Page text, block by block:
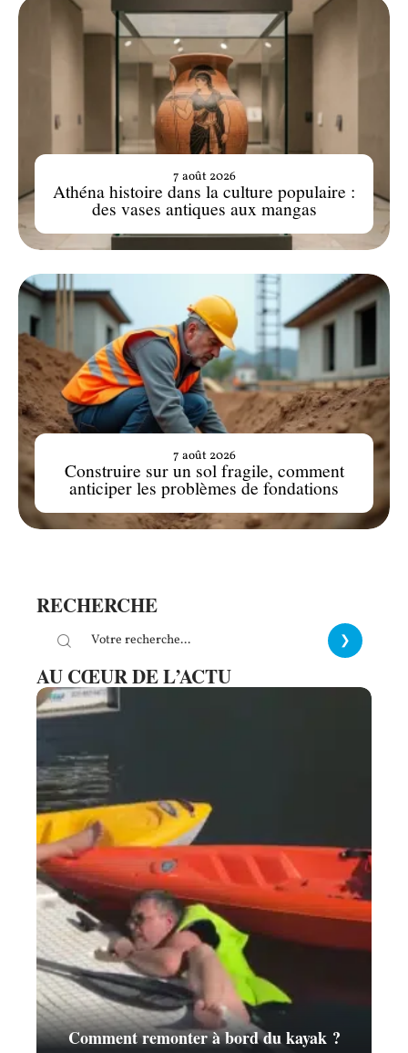
Athéna histoire dans la culture populaire :
des vases antiques aux mangas
7 août 2026
Construire sur un sol fragile, comment
anticiper les problèmes de fondations
7 août 2026
RECHERCHE
AU CŒUR DE L’ACTU
Comment remonter à bord du kayak ?